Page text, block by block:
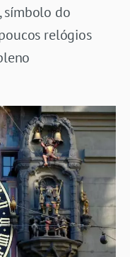
símbolo do
relógios